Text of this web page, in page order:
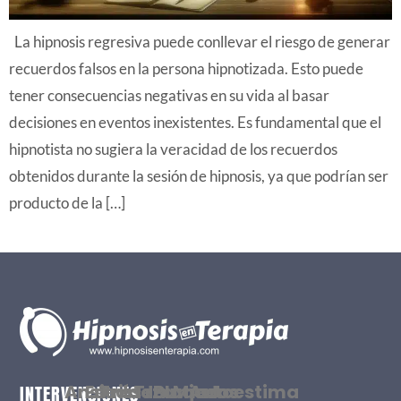
La hipnosis regresiva puede conllevar el riesgo de generar
recuerdos falsos en la persona hipnotizada. Esto puede
tener consecuencias negativas en su vida al basar
decisiones en eventos inexistentes. Es fundamental que el
hipnotista no sugiera la veracidad de los recuerdos
obtenidos durante la sesión de hipnosis, ya que podrían ser
producto de la […]
INTERVENCIONES
Ansiedad
Estrés
Tristeza
Traumas
Bloqueos
Miedos
Autoestima